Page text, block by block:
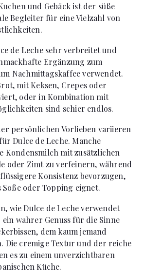
und Gebäck ist der süße
Begleiter für eine Vielzahl von
de Leche sehr verbreitet und
Ergänzung zum
Nachmittagskaffee verwendet.
mit Keksen, Crepes oder
oder in Kombination mit
sind schier endlos.
persönlichen Vorlieben variieren
Dulce de Leche. Manche
Kondensmilch mit zusätzlichen
oder Zimt zu verfeinern, während
Konsistenz bevorzugen,
Soße oder Topping eignet.
wie Dulce de Leche verwendet
wahrer Genuss für die Sinne
dem kaum jemand
Die cremige Textur und der reiche
es zu einem unverzichtbaren
Küche.